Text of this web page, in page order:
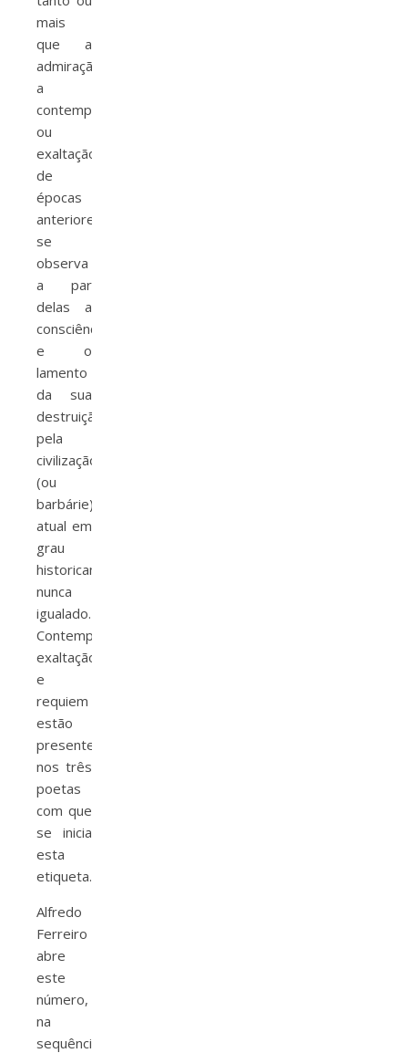
mais
que a
admiração,
a
contemplação
ou
exaltação
de
épocas
anteriores,
se
observa
a par
delas a
consciência
e o
lamento
da sua
destruição
pela
civilização
(ou
barbárie)
atual em
grau
historicamente
nunca
igualado.
Contemplação,
exaltação
e
requiem
estão
presentes
nos três
poetas
com que
se inicia
esta
etiqueta.
Alfredo
Ferreiro
abre
este
número,
na
sequência